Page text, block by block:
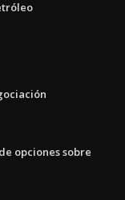
opciones sobre